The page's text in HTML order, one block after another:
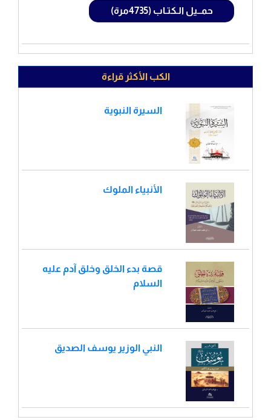
حمــيل الـكتـاب (4735مرة)
الكب الأكثر قراءة
السيرة النبوية
الأنبياء الملوك
قصة بدء الخلق وخلق آدم عليه
السلام
النبي الوزير يوسف الصديق